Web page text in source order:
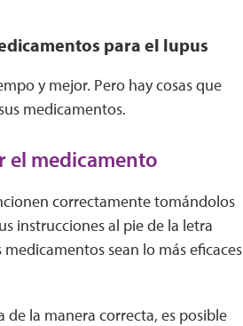
para el lupus
y mejor. Pero hay cosas que
medicamentos.
el medicamento
correctamente tomándolos
instrucciones al pie de la letra
sean lo más eficaces
la manera correcta, es posible